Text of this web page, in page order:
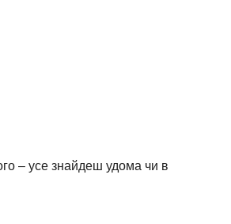
– усе знайдеш удома чи в